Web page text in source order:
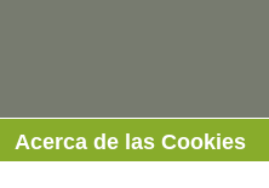
Acerca de las Cookies